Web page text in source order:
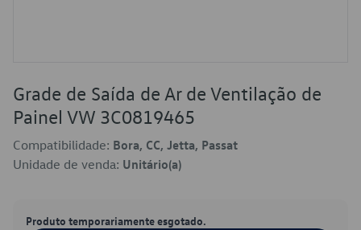
Grade de Saída de Ar de Ventilação de
Painel VW 3C0819465
Compatibilidade: Bora, CC, Jetta, Passat
Unidade de venda: Unitário(a)
Produto temporariamente esgotado.